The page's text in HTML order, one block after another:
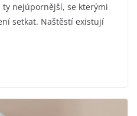
nejúpornější, se kterými
setkat. Naštěstí existují